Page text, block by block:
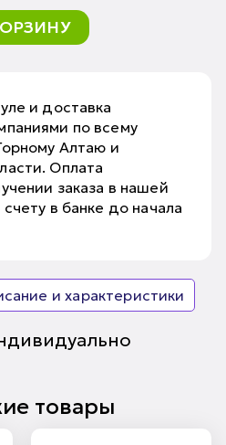
и доставка
по всему
Алтаю и
Оплата
заказа в нашей
в банке до начала
и характеристики
товары